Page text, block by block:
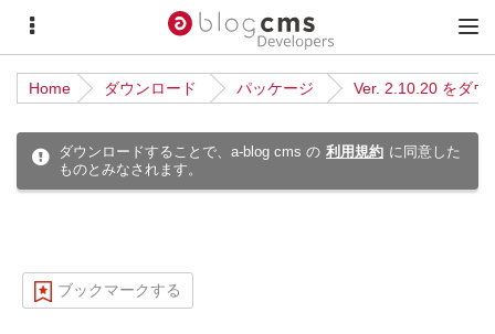
サ
イ
ド
メ
ニ
メ
イ
ン
メ
Home ダウンロード パッケージ Ver. 2.10.20 をダウ
ダウンロードすることで、a-blog cms の 利用規約 に同意した
ものとみなされます。
ブックマークする